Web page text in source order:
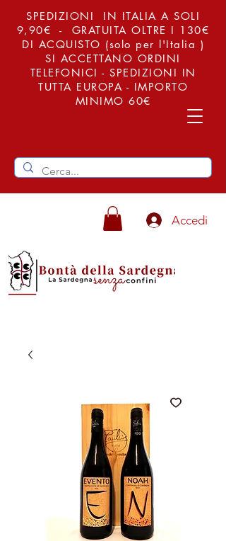
SPEDIZIONI IN ITALIA A SOLI
9,90€ - GRATUITA OLTRE I 130€
DI ACQUISTO (solo per l'Italia )
SI ACCETTANO ORDINI
TELEFONICI - SPEDIZIONI IN
TUTTA EUROPA - IMPORTO
MINIMO 60€
Accedi